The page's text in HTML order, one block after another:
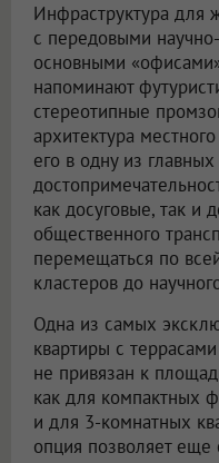
Инфраструктура для
с передовыми
основными
напоминают
стереотипные
архитектура
его в одну из
как досуговые, так и
общественного
перемещаться по
кластеров до
Одна из самых
квартиры с
не привязан к
как для компактных
и для 3-комнатных
опция позволяет еще